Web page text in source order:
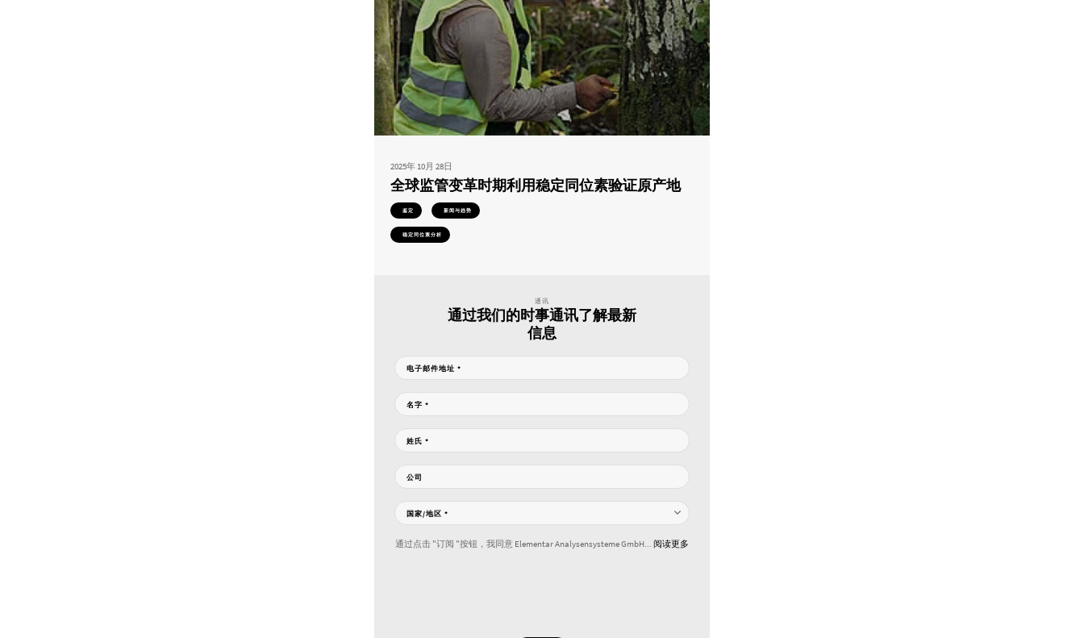
2025年 10月 28日
全球监管变革时期利用稳定同位素验证原产地
鉴定 新闻与趋势
稳定同位素分析
通讯
通过我们的时事通讯了解最新
信息
电子邮件地址 *
名字 *
姓氏 *
公司
国家/地区 *
通过点击 "订阅 "按钮，我同意 Elementar Analysensysteme GmbH... 阅读更多